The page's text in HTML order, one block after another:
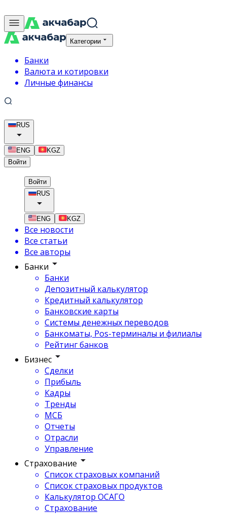
Категории
Банки
Валюта и котировки
Личные финансы
RUS
ENG
KGZ
Войти
Войти
RUS
ENG KGZ
Все новости
Все статьи
Все авторы
Банки
Банки
Депозитный калькулятор
Кредитный калькулятор
Банковские карты
Системы денежных переводов
Банкоматы, Pos-терминалы и филиалы
Рейтинг банков
Бизнес
Сделки
Прибыль
Кадры
Тренды
МСБ
Отчеты
Отрасли
Управление
Страхование
Список страховых компаний
Список страховых продуктов
Калькулятор ОСАГО
Страхование